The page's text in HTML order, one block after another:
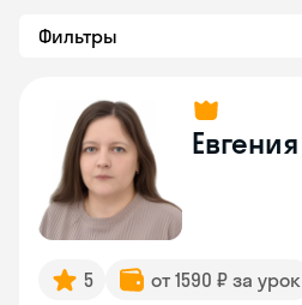
Фильтры
Евгения
5 от 1590 ₽ за урок